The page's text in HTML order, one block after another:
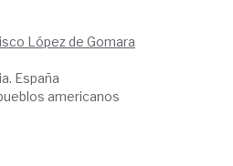
López de Gomara
España
americanos